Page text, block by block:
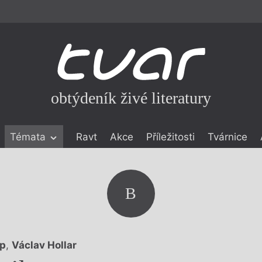
obtýdeník živé literatury
Témata Ravt Akce Příležitosti Tvárnice
B
, Václav Hollar